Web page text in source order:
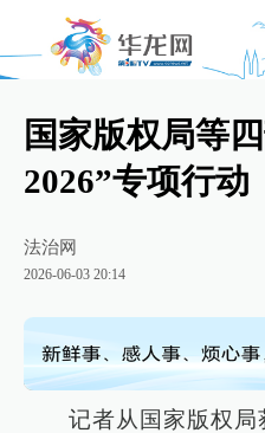
国家版权局等
2026”专项行动
法治网
2026-06-03 20:14
记者从国家版权局